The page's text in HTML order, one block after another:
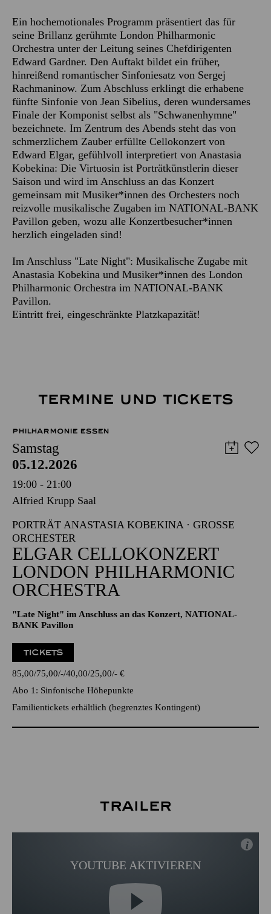
Ein hochemotionales Programm präsentiert das für
seine Brillanz gerühmte London Philharmonic
Orchestra unter der Leitung seines Chefdirigenten
Edward Gardner. Den Auftakt bildet ein früher,
hinreißend romantischer Sinfoniesatz von Sergej
Rachmaninow. Zum Abschluss erklingt die erhabene
fünfte Sinfonie von Jean Sibelius, deren wundersames
Finale der Komponist selbst als "Schwanenhymne"
bezeichnete. Im Zentrum des Abends steht das von
schmerzlichem Zauber erfüllte Cellokonzert von
Edward Elgar, gefühlvoll interpretiert von Anastasia
Kobekina: Die Virtuosin ist Porträtkünstlerin dieser
Saison und wird im Anschluss an das Konzert
gemeinsam mit Musiker*innen des Orchesters noch
reizvolle musikalische Zugaben im NATIONAL-BANK
Pavillon geben, wozu alle Konzertbesucher*innen
herzlich eingeladen sind!
Im Anschluss "Late Night": Musikalische Zugabe mit
Anastasia Kobekina und Musiker*innen des London
Philharmonic Orchestra im NATIONAL-BANK
Pavillon.
Eintritt frei, eingeschränkte Platzkapazität!
TERMINE UND TICKETS
PHILHARMONIE ESSEN
Samstag
05.12.2026
19:00 - 21:00
Alfried Krupp Saal
PORTRÄT ANASTASIA KOBEKINA · GROSSE O
RCHESTER
ELGAR CELLOKONZERT
LONDON PHILHARMONIC
ORCHESTRA
"Late Night" im Anschluss an das Konzert, NATIONAL-
BANK Pavillon
TICKETS
85,00 75,00 - 40,00 25,00 - €
Abo 1: Sinfonische Höhepunkte
Familientickets erhältlich (begrenztes Kontingent)
Trailer
YOUTUBE AKTIVIEREN
i